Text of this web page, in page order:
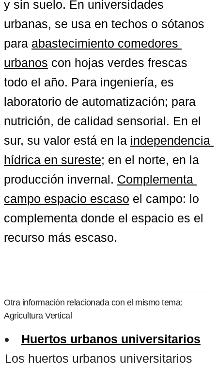
y sin suelo. En universidades
urbanas, se usa en techos o sótanos
para abastecimiento comedores
urbanos con hojas verdes frescas
todo el año. Para ingeniería, es
laboratorio de automatización; para
nutrición, de calidad sensorial. En el
sur, su valor está en la independencia
hídrica en sureste; en el norte, en la
producción invernal. Complementa
campo espacio escaso el campo: lo
complementa donde el espacio es el
recurso más escaso.
Otra información relacionada con el mismo tema:
Agricultura Vertical
Huertos urbanos universitarios
Los huertos urbanos universitarios